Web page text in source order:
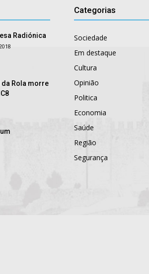
Radiónica
Rola morre
Categorias
Sociedade
Em destaque
Cultura
Opinião
Politica
Economia
Saúde
Região
Segurança